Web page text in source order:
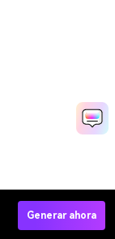
Generar ahora